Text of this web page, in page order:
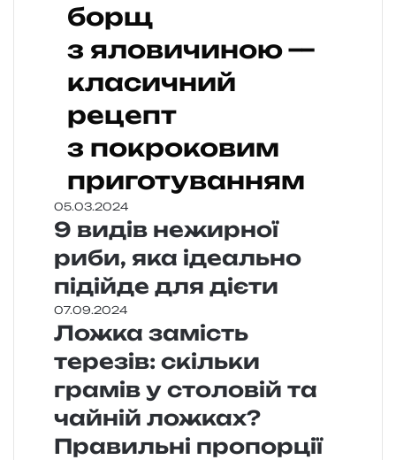
борщ
з яловичиною —
класичний
рецепт
з покроковим
приготуванням
05.03.2024
9 видів нежирної
риби, яка ідеально
підійде для дієти
07.09.2024
Ложка замість
терезів: скільки
грамів у столовій та
чайній ложках?
Правильні пропорції